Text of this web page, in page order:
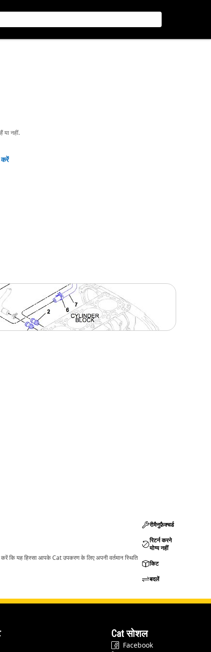
या नहीं.
करें
कि यह हिस्सा आपके Cat उपकरण के लिए अपनी वर्तमान स्थिति
रीमैनुफ़ैक्चर्ड
रिटर्न करने
योग्य नहीं
किट
बदलें
Cat सोशल
Facebook